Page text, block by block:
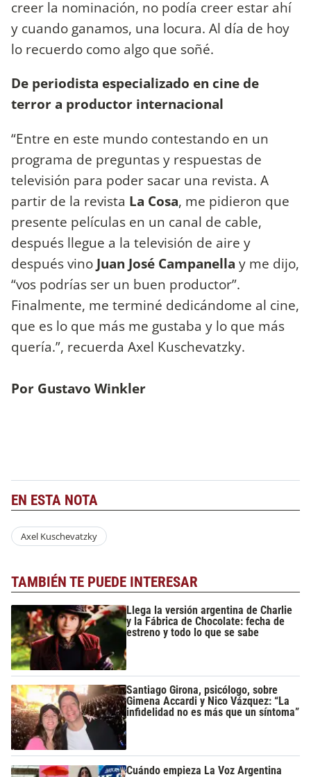
creer la nominación, no podía creer estar ahí
y cuando ganamos, una locura. Al día de hoy
lo recuerdo como algo que soñé.
De periodista especializado en cine de
terror a productor internacional
“Entre en este mundo contestando en un
programa de preguntas y respuestas de
televisión para poder sacar una revista. A
partir de la revista La Cosa, me pidieron que
presente películas en un canal de cable,
después llegue a la televisión de aire y
después vino Juan José Campanella y me dijo,
“vos podrías ser un buen productor”.
Finalmente, me terminé dedicándome al cine,
que es lo que más me gustaba y lo que más
quería.”, recuerda Axel Kuschevatzky.
Por Gustavo Winkler
EN ESTA NOTA
Axel Kuschevatzky
TAMBIÉN TE PUEDE INTERESAR
Llega la versión argentina de Charlie
y la Fábrica de Chocolate: fecha de
estreno y todo lo que se sabe
Santiago Girona, psicólogo, sobre
Gimena Accardi y Nico Vázquez: “La
infidelidad no es más que un síntoma”
Cuándo empieza La Voz Argentina